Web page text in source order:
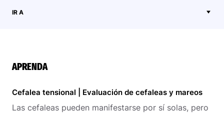
IR A
APRENDA
Cefalea tensional | Evaluación de cefaleas y mareos
Las cefaleas pueden manifestarse por sí solas, pero